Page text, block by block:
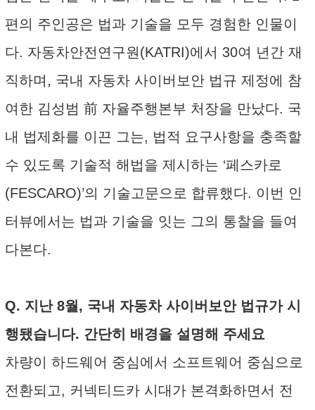
편의 주인공은 법과 기술을 모두 경험한 인물이
다. 자동차안전연구원(KATRI)에서 30여 년간 재
직하며, 국내 자동차 사이버보안 법규 제정에 참
여한 김성범 前 자율주행본부 처장을 만났다. 국
내 법제화를 이끈 그는, 법적 요구사항을 충족할
수 있도록 기술적 해법을 제시하는 ‘페스카로
(FESCARO)’의 기술고문으로 합류했다. 이번 인
터뷰에서는 법과 기술을 잇는 그의 통찰을 들여
다본다.
Q. 지난 8월, 국내 자동차 사이버보안 법규가 시
행됐습니다. 간단히 배경을 설명해 주세요
차량이 하드웨어 중심에서 소프트웨어 중심으로
전환되고, 커넥티드카 시대가 본격화하면서 전